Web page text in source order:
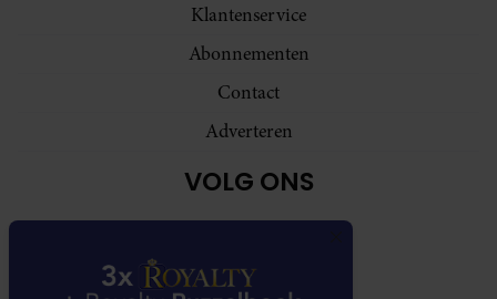
Klantenservice
Abonnementen
Contact
Adverteren
VOLG ONS